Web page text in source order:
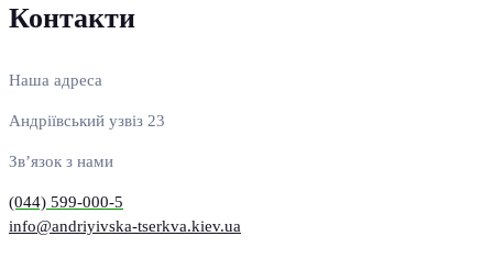
Контакти
Наша адреса
Андріївський узвіз 23
Зв’язок з нами
(044) 599-000-5
info@andriyivska-tserkva.kiev.ua